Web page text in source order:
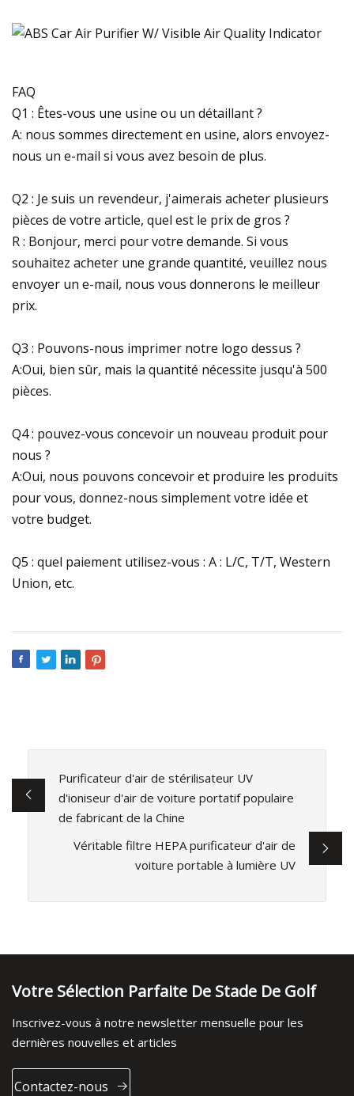
FAQ
Q1 : Êtes-vous une usine ou un détaillant ?
A: nous sommes directement en usine, alors envoyez-
nous un e-mail si vous avez besoin de plus.
Q2 : Je suis un revendeur, j'aimerais acheter plusieurs
pièces de votre article, quel est le prix de gros ?
R : Bonjour, merci pour votre demande. Si vous
souhaitez acheter une grande quantité, veuillez nous
envoyer un e-mail, nous vous donnerons le meilleur
prix.
Q3 : Pouvons-nous imprimer notre logo dessus ?
A:Oui, bien sûr, mais la quantité nécessite jusqu'à 500
pièces.
Q4 : pouvez-vous concevoir un nouveau produit pour
nous ?
A:Oui, nous pouvons concevoir et produire les produits
pour vous, donnez-nous simplement votre idée et
votre budget.
Q5 : quel paiement utilisez-vous : A : L/C, T/T, Western
Union, etc.
Purificateur d'air de stérilisateur UV
d'ioniseur d'air de voiture portatif populaire
de fabricant de la Chine
Véritable filtre HEPA purificateur d'air de
voiture portable à lumière UV
Votre Sélection Parfaite De Stade De Golf
Inscrivez-vous à notre newsletter mensuelle pour les
dernières nouvelles et articles
Contactez-nous